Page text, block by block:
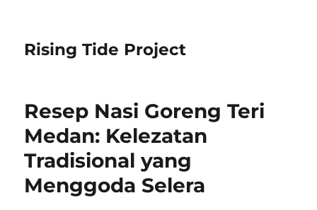
Rising Tide Project
Resep Nasi Goreng Teri
Medan: Kelezatan
Tradisional yang
Menggoda Selera